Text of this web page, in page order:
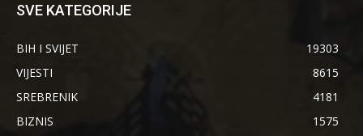
SVE KATEGORIJE
BIH I SVIJET
19303
VIJESTI
8615
SREBRENIK
4181
BIZNIS
1575